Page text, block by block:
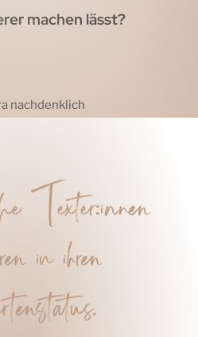
machen lässt?
Texter:innen
in ihren